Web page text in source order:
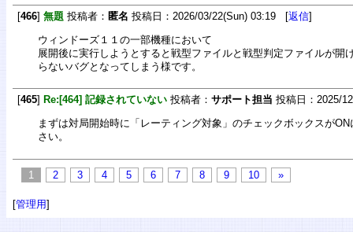
[466] 無題 投稿者： 匿名 投稿日：2026/03/22(Sun) 03:19 [返信]
ウィンドーズ１１の一部機種において
展開後に実行しようとすると戦型ファイルと戦型判定ファイルが開
らないバグとなってしまう様です。
[465] Re:[464] 記録されていない 投稿者： サポート担当 投稿日：2025/
まずは対局開始時に「レーティング対象」のチェックボックスが
さい。
1 2 3 4 5 6 7 8 9 10 »
[管理用]